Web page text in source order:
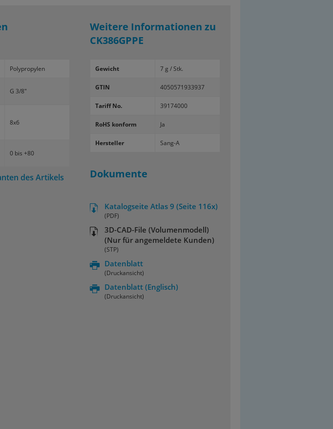
Po­ly­pro­py­len
G 3/8"
8x6
0 bis +80
des Artikels
Weitere Informationen zu
CK386GPPE
Gewicht 7 g / Stk.
GTIN 4050571933937
Tariff No. 39174000
RoHS konform Ja
Hersteller Sang-A
Dokumente
Katalogseite Atlas 9 (Seite 116x)
(PDF)
3D-CAD-File (Volumenmodell)
(Nur für angemeldete Kunden)
(STP)
Datenblatt
(Druckansicht)
Datenblatt (Englisch)
(Druckansicht)